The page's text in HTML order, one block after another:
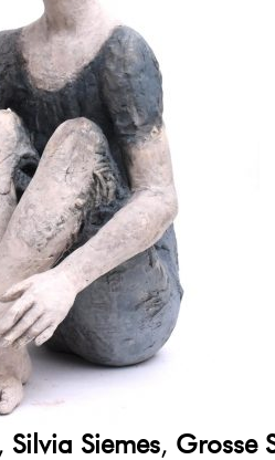
Silvia Siemes, Grosse